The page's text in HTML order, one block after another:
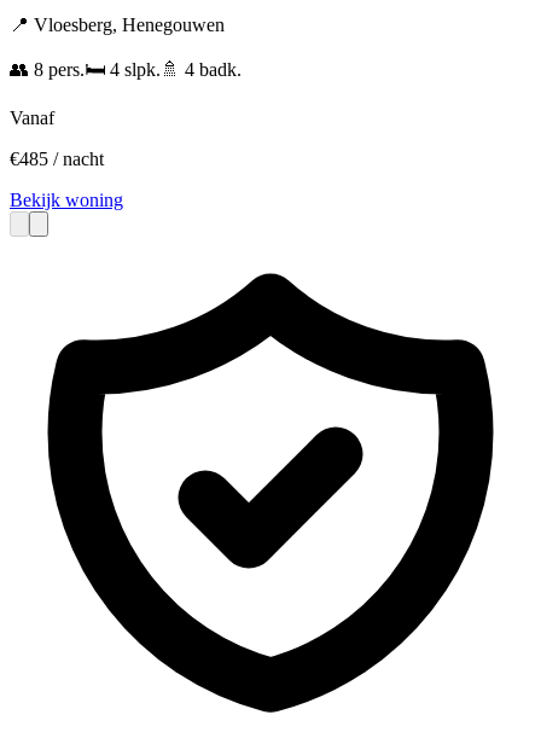
📍 Vloesberg, Henegouwen
👥 8 pers.🛏️ 4 slpk. 🚿 4 badk.
Vanaf
€485 / nacht
Bekijk woning